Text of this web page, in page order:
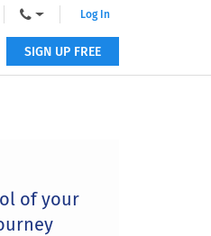
Log In
SIGN UP FREE
of your